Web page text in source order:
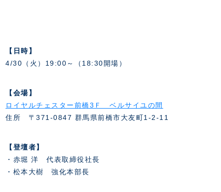
アクセス
Thesparkについて
【日時】
4/30（火）19:00～（18:30開場）
【会場】
ロイヤルチェスター前橋3Ｆ ベルサイユの間
住所 〒371-0847 群馬県前橋市大友町1-2-11
【登壇者】
・赤堀 洋 代表取締役社長
・松本大樹 強化本部長